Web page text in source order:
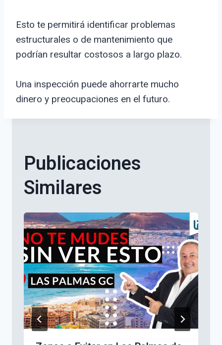
Esto te permitirá identificar problemas
estructurales o de mantenimiento que
podrían resultar costosos a largo plazo.
Una inspección puede ahorrarte mucho
dinero y preocupaciones en el futuro.
Publicaciones
Similares